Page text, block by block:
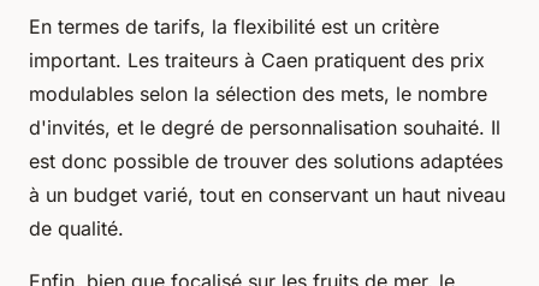
En termes de tarifs, la flexibilité est un critère
important. Les traiteurs à Caen pratiquent des prix
modulables selon la sélection des mets, le nombre
d'invités, et le degré de personnalisation souhaité. Il
est donc possible de trouver des solutions adaptées
à un budget varié, tout en conservant un haut niveau
de qualité.
Enfin, bien que focalisé sur les fruits de mer, le